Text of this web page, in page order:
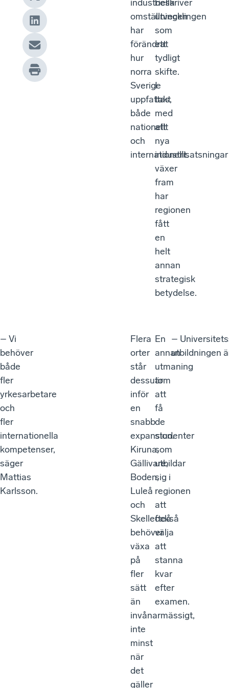
industriella
omställningen
har
förändrat
hur
norra
Sverige
uppfattas,
både
nationellt
och
internationellt.
beskriver
utvecklingen
som
ett
tydligt
skifte.
I
takt
med
att
nya
industrisatsningar
växer
fram
har
regionen
fått
en
helt
annan
strategisk
betydelse.
– Vi
behöver
både
fler
yrkesarbetare
och
fler
internationella
kompetenser,
säger
Mattias
Karlsson.
Flera
orter
står
dessutom
inför
en
snabb
expansion.
Kiruna,
Gällivare,
Boden,
Luleå
och
Skellefteå
behöver
växa
på
fler
sätt
än
invånarmässigt,
inte
minst
när
det
gäller
En
annan
utmaning
är
att
få
de
studenter
som
utbildar
sig i
regionen
att
också
välja
att
stanna
kvar
efter
examen.
–
utbildningen